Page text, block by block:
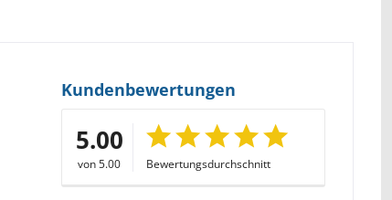
Kundenbewertungen
5.00
von 5.00 Bewertungsdurchschnitt